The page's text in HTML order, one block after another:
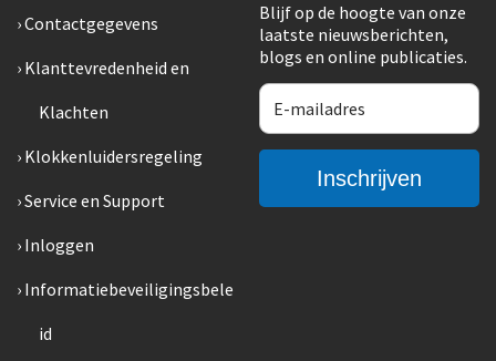
Contactgegevens
Klanttevredenheid en
Klachten
Klokkenluidersregeling
Service en Support
Inloggen
Informatiebeveiligingsbele
id
Blijf op de hoogte van onze
laatste nieuwsberichten,
blogs en online publicaties.